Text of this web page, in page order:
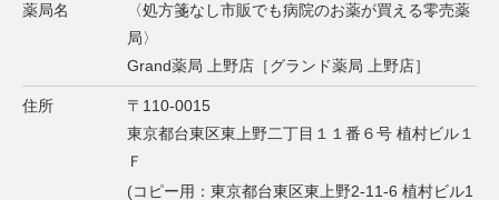
薬局名
〈処方箋なし市販でも病院のお薬が買える零売薬
局〉
Grand薬局 上野店［グランド薬局 上野店］
住所
〒110-0015
東京都台東区東上野二丁目１１番６号 植村ビル１
Ｆ
(コピー用：東京都台東区東上野2-11-6 植村ビル1